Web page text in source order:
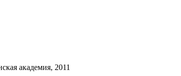
академия, 2011